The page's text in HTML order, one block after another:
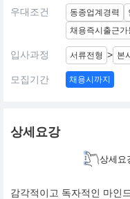
우대조건 동종업계경력
채용즉시출근가
입사과정 서류전형 > 본
모집기간 채용시까지
상세요강
상세요
감각적이고 독자적인 마인